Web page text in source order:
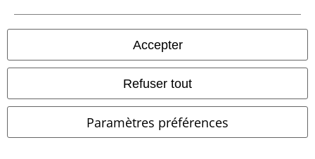
Accepter
Refuser tout
Paramètres préférences
CASTOR FEDORA
Brixton
% Stock faible
€ 37,99
Brood Lightweight Newsboy Cap